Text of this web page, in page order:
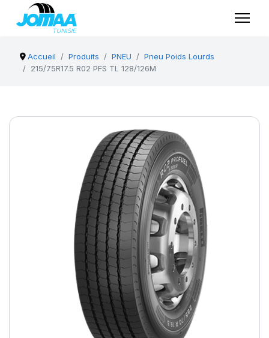
Accueil Produits PNEU
Pneu Poids Lourds
215/75R17.5 R02 PFS TL 128/126M